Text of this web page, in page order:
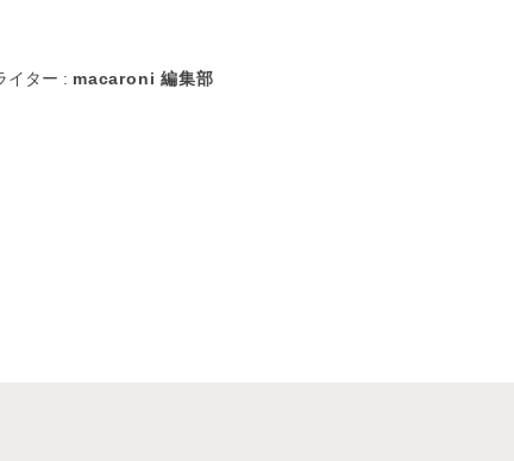
イター : macaroni 編集部